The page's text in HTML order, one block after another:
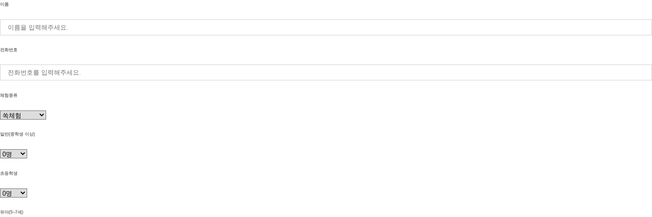
이름
전화번호
체험종류
일반(중학생 이상)
초등학생
유아(5~7세)